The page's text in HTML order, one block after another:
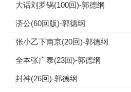
大话刘罗锅(100回)-郭德纲
济公(60回版)-郭德纲
张小乙下南京(20回)-郭德纲
全本张广泰(23回)-郭德纲
封神(26回)-郭德纲